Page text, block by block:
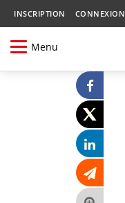
INSCRIPTION CONNEXION
Menu